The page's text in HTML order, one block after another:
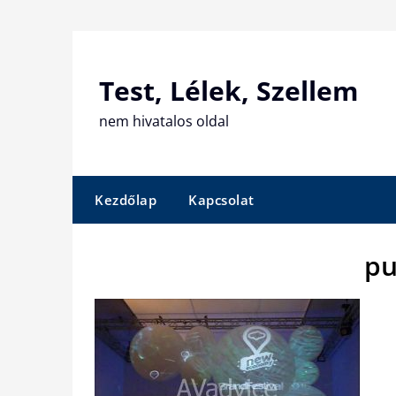
Test, Lélek, Szellem
nem hivatalos oldal
Kezdőlap Kapcsolat